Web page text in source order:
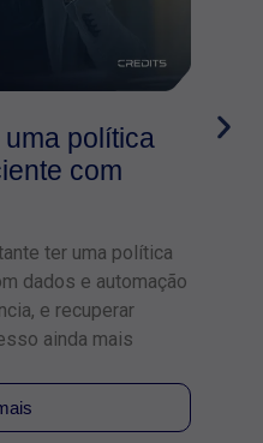
política
com
ter uma política
dados e automação
e recuperar
ainda mais